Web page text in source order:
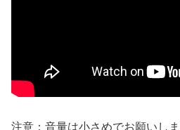
注意：音量は小さめでお願いし